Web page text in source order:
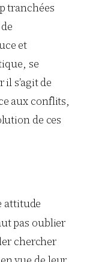
tranchées
et
se
s’agit de
aux conflits,
de ces
attitude
pas oublier
chercher